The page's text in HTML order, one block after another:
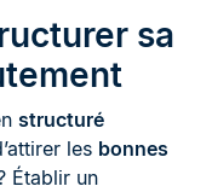
sa
structuré
les bonnes
Établir un